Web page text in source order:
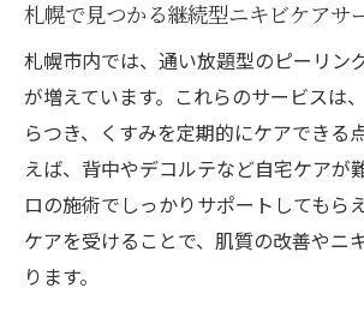
札幌で見つかる継続型ニキビケアサ
札幌市内では、通い放題型のピーリン
が増えています。これらのサービスは
らつき、くすみを定期的にケアできる
えば、背中やデコルテなど自宅ケアが
ロの施術でしっかりサポートしてもら
ケアを受けることで、肌質の改善やニ
ります。